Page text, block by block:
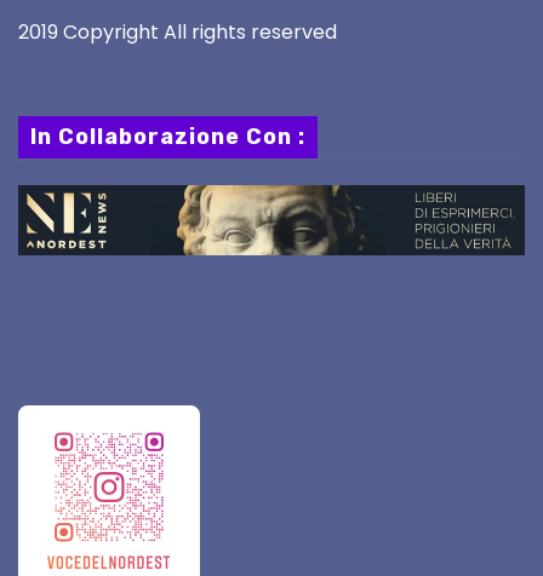
2019 Copyright All rights reserved
In Collaborazione Con :